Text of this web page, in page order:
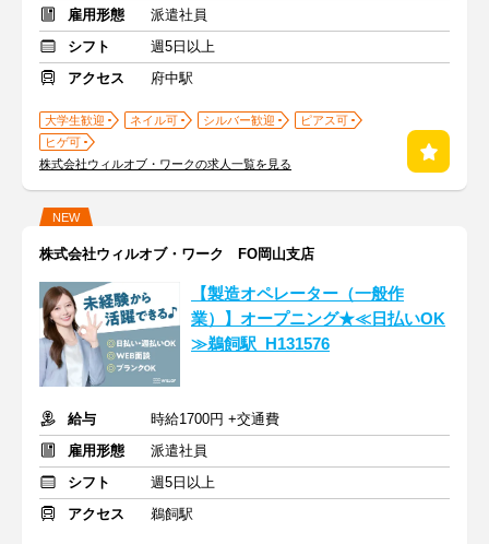
雇用形態
派遣社員
シフト
週5日以上
アクセス
府中駅
大学生歓迎 ネイル可 シルバー歓迎
ピアス可
ヒゲ可
株式会社ウィルオブ・ワークの求人一覧を見る
NEW
株式会社ウィルオブ・ワーク FO岡山支店
【製造オペレーター（一般作
業）】オープニング★≪日払いOK
≫鵜飼駅_H131576
給与
時給1700円 +交通費
雇用形態
派遣社員
シフト
週5日以上
アクセス
鵜飼駅